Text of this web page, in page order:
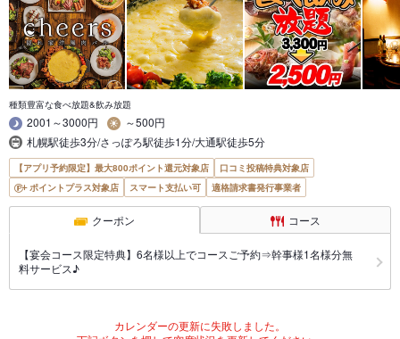
種類豊富な食べ放題&飲み放題
2001～3000円
～500円
札幌駅徒歩3分/さっぽろ駅徒歩1分/大通駅徒歩5分
【アプリ予約限定】最大800ポイント還元対象店
口コミ投稿特典対象店
ポイントプラス対象店
スマート支払い可 適格請求書発行事業者
クーポン コース
【宴会コース限定特典】6名様以上でコースご予約⇒幹事様1名様分無
料サービス♪
カレンダーの更新に失敗しました。